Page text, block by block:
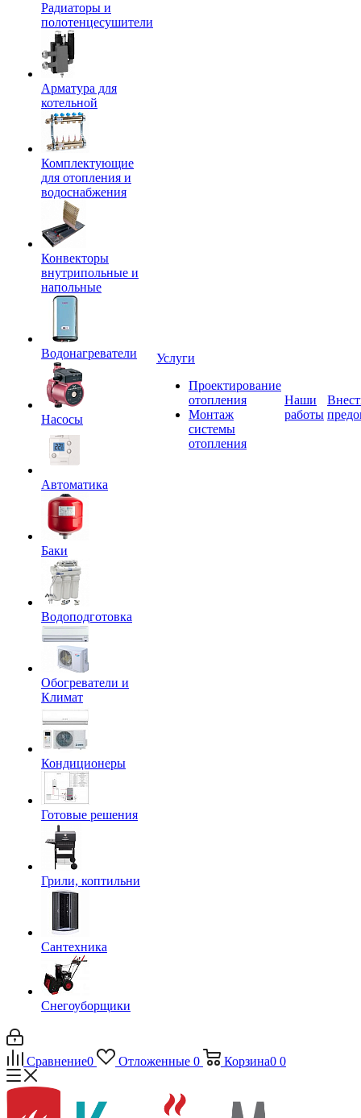
Радиаторы и
полотенцесушители
Арматура для
котельной
Комплектующие
для отопления и
водоснабжения
Конвекторы
внутрипольные и
напольные
Водонагреватели
Насосы
Автоматика
Баки
Водоподготовка
Обогреватели и
Климат
Кондиционеры
Готовые решения
Грили, коптильни
Сантехника
Снегоуборщики
Услуги
Проектирование
отопления
Монтаж
системы
отопления
Наши
работы
Сравнение0 Отложенные 0 Корзина0 0